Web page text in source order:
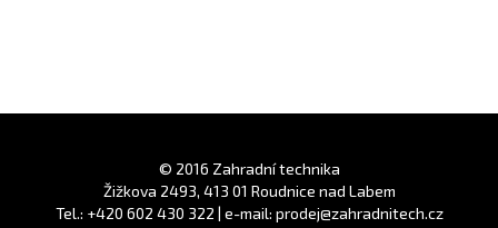
© 2016 Zahradní technika
Žižkova 2493, 413 01 Roudnice nad Labem
Tel.: +420 602 430 322 | e-mail: prodej@zahradnitech.cz